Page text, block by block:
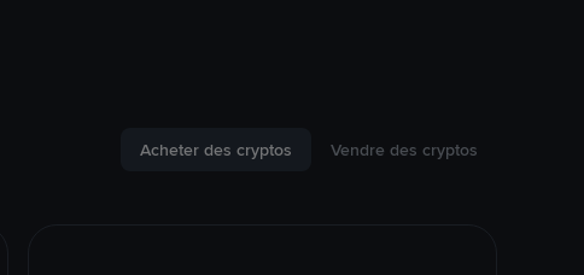
Acheter des cryptos Vendre des cryptos